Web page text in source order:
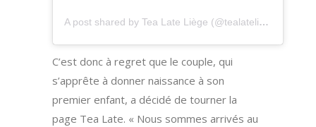
A post shared by Tea Late Liège (@tealateliege)
C’est donc à regret que le couple, qui
s’apprête à donner naissance à son
premier enfant, a décidé de tourner la
page Tea Late. « Nous sommes arrivés au